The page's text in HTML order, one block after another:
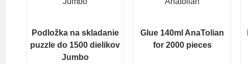
Podložka na skladanie
puzzle do 1500 dielikov
Jumbo
Glue 140ml AnaTolian
for 2000 pieces